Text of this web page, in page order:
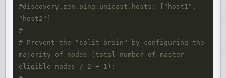
#discovery.zen.ping.unicast.hosts: ["host1",
"host2"]
#
# Prevent the "split brain" by configuring the
majority of nodes (total number of master-
eligible nodes / 2 + 1):